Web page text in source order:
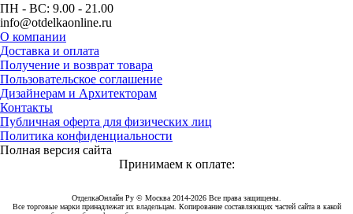
ПН - ВС: 9.00 - 21.00
info@otdelkaonline.ru
О компании
Доставка и оплата
Получение и возврат товара
Пользовательское соглашение
Дизайнерам и Архитекторам
Контакты
Публичная оферта для физических лиц
Политика конфиденциальности
Полная версия сайта
Принимаем к оплате:
ОтделкаОнлайн Ру © Москва 2014-2026 Все права защищены.
Все торговые марки принадлежат их владельцам. Копирование составляющих частей сайта в какой